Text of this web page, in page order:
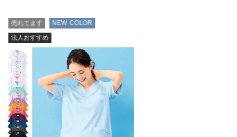
売れてます NEW COLOR
法人おすすめ